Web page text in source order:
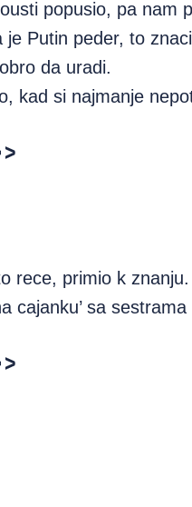
popusio, pa nam
je Putin peder, to
da uradi.
kad si najmanje
rece, primio k
cajanku’ sa